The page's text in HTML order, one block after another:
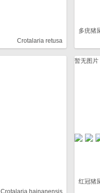
Crotalaria retusa
多疣猪
暂无图片
红冠猪